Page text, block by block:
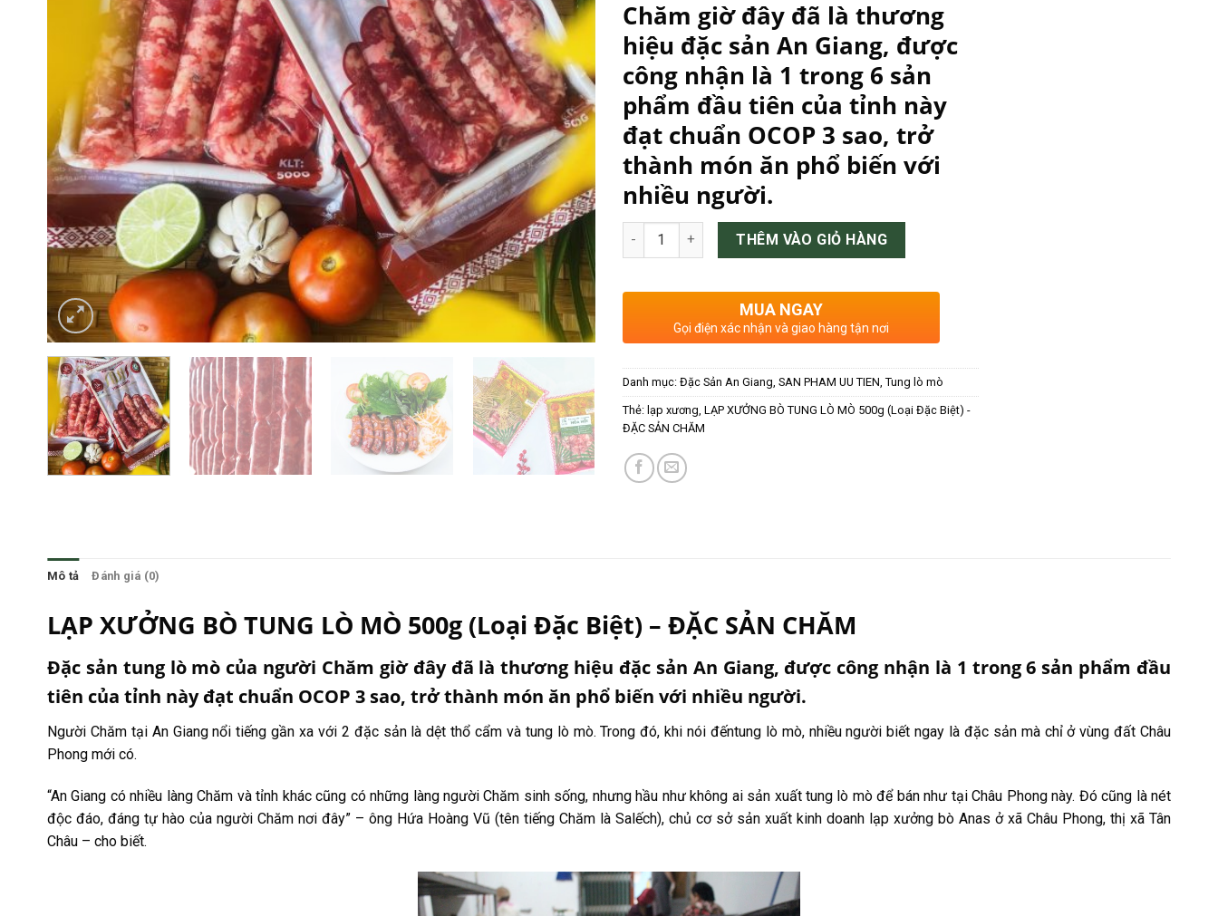
Chăm giờ đây đã là thương
hiệu đặc sản An Giang, được
công nhận là 1 trong 6 sản
phẩm đầu tiên của tỉnh này
đạt chuẩn OCOP 3 sao, trở
thành món ăn phổ biến với
nhiều người.
LẠP XƯỞNG BÒ TUNG LÒ MÒ 500g (Loại Đặc Biệt) - ĐẶC SẢN CHĂM số lượng
THÊM VÀO GIỎ HÀNG
MUA NGAY
Gọi điện xác nhận và giao hàng tận nơi
Danh mục: Đặc Sản An Giang SAN PHAM UU TIEN Tung lò mò
Thẻ: lạp xương LẠP XƯỞNG BÒ TUNG LÒ MÒ 500g (Loại Đặc Biệt) -
ĐẶC SẢN CHĂM
Mô tả Đánh giá (0)
LẠP XƯỞNG BÒ TUNG LÒ MÒ 500g (Loại Đặc Biệt) – ĐẶC SẢN CHĂM
Đặc sản tung lò mò của người Chăm giờ đây đã là thương hiệu đặc sản An Giang, được công nhận là 1 trong 6 sản phẩm đầu
tiên của tỉnh này đạt chuẩn OCOP 3 sao, trở thành món ăn phổ biến với nhiều người.
Người Chăm tại An Giang nổi tiếng gần xa với 2 đặc sản là dệt thổ cẩm và tung lò mò. Trong đó, khi nói đếntung lò mò, nhiều người biết ngay là đặc sản mà chỉ ở vùng đất Châu
Phong mới có.
“An Giang có nhiều làng Chăm và tỉnh khác cũng có những làng người Chăm sinh sống, nhưng hầu như không ai sản xuất tung lò mò để bán như tại Châu Phong này. Đó cũng là nét
độc đáo, đáng tự hào của người Chăm nơi đây” – ông Hứa Hoàng Vũ (tên tiếng Chăm là Salếch), chủ cơ sở sản xuất kinh doanh lạp xưởng bò Anas ở xã Châu Phong, thị xã Tân
Châu – cho biết.